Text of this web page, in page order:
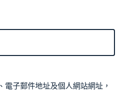
電子郵件地址及個人網站網址，